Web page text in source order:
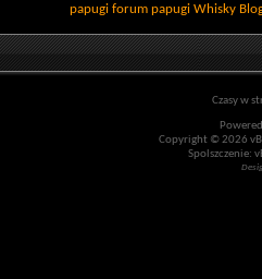
papugi forum papugi Whisky
Czasy w
Copyright © 2026
Spolszczenie: